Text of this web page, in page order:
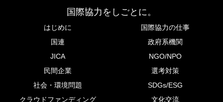
国際協力をしごとに。
はじめに
国際協力の仕事
国連
政府系機関
JICA
NGO/NPO
民間企業
選考対策
社会・環境問題
SDGs/ESG
クラウドファンディング
文化交流